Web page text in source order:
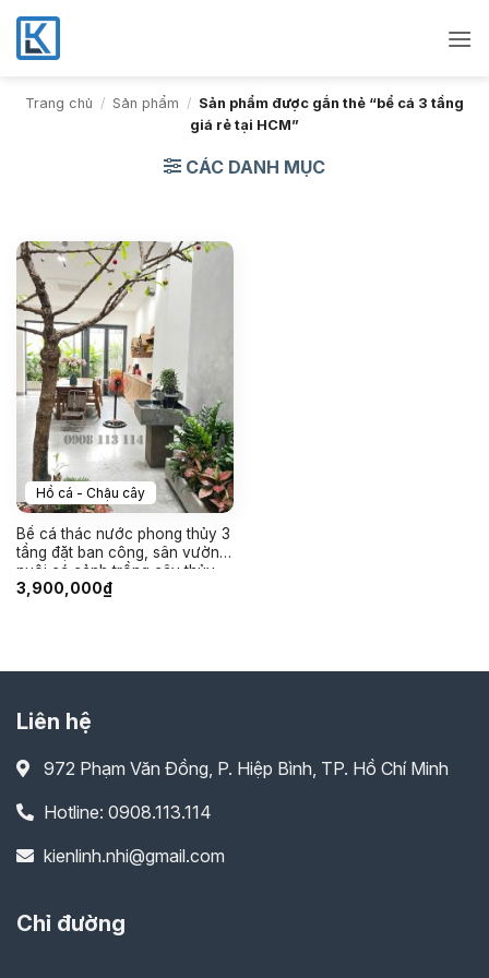
Bỏ
qua
nội
dungTrang chủ / Sản phẩm / Sản phẩm được gắn thẻ “bể cá 3 tầng
giá rẻ tại HCM”
CÁC DANH MỤC
Hồ cá - Chậu cây
Bể cá thác nước phong thủy 3
tầng đặt ban công, sân vườn
nuôi cá cảnh trồng cây thủy
sinh thác chảy tuần hoàn đẹp
3,900,000₫
Liên hệ
972 Phạm Văn Đồng, P. Hiệp Bình, TP. Hồ Chí Minh
Hotline: 0908.113.114
kienlinh.nhi@gmail.com
Chỉ đường